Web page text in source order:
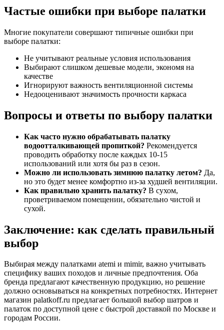
Частые ошибки при выборе палатки
Многие покупатели совершают типичные ошибки при
выборе палатки:
Не учитывают реальные условия использования
Выбирают слишком дешевые модели, экономя на
качестве
Игнорируют важность вентиляционной системы
Недооценивают значимость прочности каркаса
Вопросы и ответы по выбору палатки
Как часто нужно обрабатывать палатку
водоотталкивающей пропиткой? Рекомендуется
проводить обработку после каждых 10-15
использований или хотя бы раз в сезон.
Можно ли использовать зимнюю палатку летом? Да,
но это будет менее комфортно из-за худшей вентиляции.
Как правильно хранить палатку? В сухом,
проветриваемом помещении, обязательно чистой и
сухой.
Заключение: как сделать правильный
выбор
Выбирая между палатками atemi и mimir, важно учитывать
специфику ваших походов и личные предпочтения. Оба
бренда предлагают качественную продукцию, но решение
должно основываться на конкретных потребностях. Интернет
магазин palatkoff.ru предлагает большой выбор шатров и
палаток по доступной цене с быстрой доставкой по Москве и
городам России.